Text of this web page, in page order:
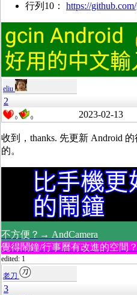
行列10： https://
eliu
2
0 0 2023-02-13
收到，thanks. 先更新 Android
的。
不方便？→ AndCamera
覺得鬧鐘/行事曆有改進的空間
edited: 1
老刀
3